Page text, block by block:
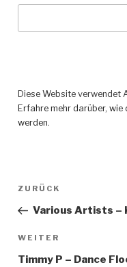
Diese Website verwendet
Erfahre mehr darüber,
werden.
Vorheriger
Beitrag
ZURÜCK
Various Artists –
Nächster
Beitrag
WEITER
Timmy P – Dance